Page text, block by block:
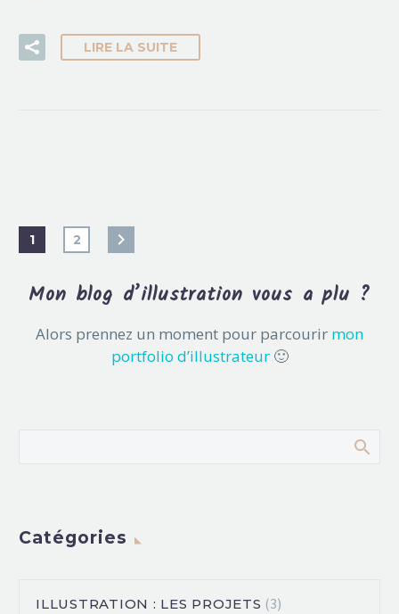
LIRE LA SUITE
1 2
Mon blog d’illustration vous a plu ?
Alors prennez un moment pour parcourir mon
portfolio d’illustrateur🙂
Catégories
ILLUSTRATION : LES PROJETS (3)